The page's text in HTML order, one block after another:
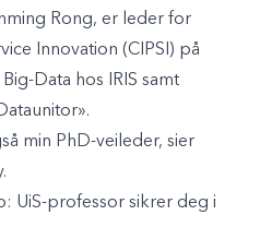
Rong, er leder for
Innovation (CIPSI) på
Data hos IRIS samt
min PhD-veileder, sier
UiS-professor sikrer deg i